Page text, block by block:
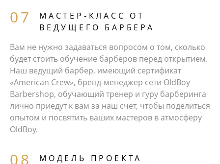
МАСТЕР-КЛАСС ОТ
ВЕДУЩЕГО БАРБЕРА
Вам не нужно задаваться вопросом о том, сколько
будет стоить обучение барберов перед открытием.
Наш ведущий барбер, имеющий сертификат
«American Crew», бренд-менеджер сети OldBoy
Barbershop, обучающий тренер и гуру барберинга
лично приедут к вам за наш счет, чтобы поделиться
опытом и посвятить ваших мастеров в атмосферу
OldBoy.
МОДЕЛЬ ПРОЕКТА